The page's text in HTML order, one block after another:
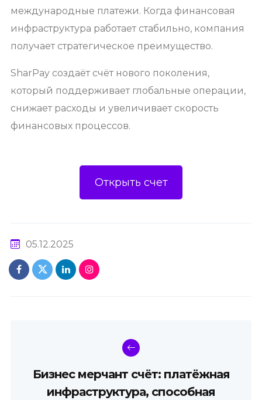
международные платежи. Когда финансовая
инфраструктура работает стабильно, компания
получает стратегическое преимущество.
SharPay создаёт счёт нового поколения,
который поддерживает глобальные операции,
снижает расходы и увеличивает скорость
финансовых процессов.
Открыть счет
05.12.2025
Бизнес мерчант счёт: платёжная
инфраструктура, способная